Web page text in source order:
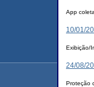
App
10/01/
Exibição/
24/08/
Proteção